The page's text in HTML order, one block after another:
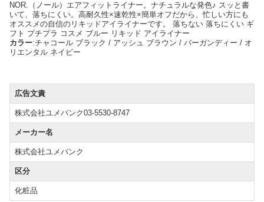
NOR.（ノール）エアフィットライナー。ナチュラルな発色♪ スッと書
いて、落ちにくい。高耐久性×速乾性×簡単オフだから、忙しい方にも
オススメの自信のリキッドアイライナーです。 落ちない 落ちにくい ギ
フト プチプラ コスメ ブルー リキッド アイライナー
カラー:チャコール ブラック / アッシュ ブラウン / バーガンディー / オ
リエンタル ネイビー
広告文責
株式会社ユメバンク03-5530-8747
メーカー名
株式会社ユメバンク
区分
化粧品